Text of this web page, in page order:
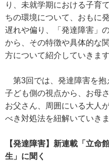
り、未就学期における子育
ちの環境について、おもに
遅れや偏り、「発達障害」
から、その特徴や具体的な
方について紹介していきます
第3回では、発達障害を抱
子ども側の視点から、お母
お父さん、周囲にいる大人
べき対処法を紐解いていきま
【発達障害】新連載「立命
生」に聞く